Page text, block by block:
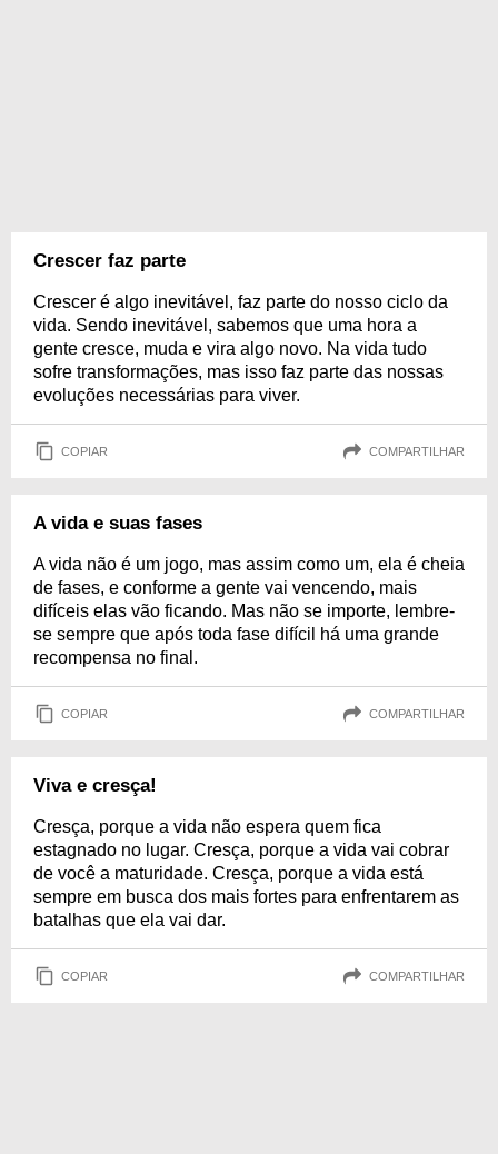
Crescer faz parte
Crescer é algo inevitável, faz parte do nosso ciclo da
vida. Sendo inevitável, sabemos que uma hora a
gente cresce, muda e vira algo novo. Na vida tudo
sofre transformações, mas isso faz parte das nossas
evoluções necessárias para viver.
COPIAR COMPARTILHAR
A vida e suas fases
A vida não é um jogo, mas assim como um, ela é cheia
de fases, e conforme a gente vai vencendo, mais
difíceis elas vão ficando. Mas não se importe, lembre-
se sempre que após toda fase difícil há uma grande
recompensa no final.
COPIAR COMPARTILHAR
Viva e cresça!
Cresça, porque a vida não espera quem fica
estagnado no lugar. Cresça, porque a vida vai cobrar
de você a maturidade. Cresça, porque a vida está
sempre em busca dos mais fortes para enfrentarem as
batalhas que ela vai dar.
COPIAR COMPARTILHAR